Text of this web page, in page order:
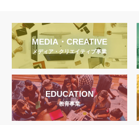
MEDIA・CREATIVE
メディア・クリエイティブ事業
EDUCATION
教育事業